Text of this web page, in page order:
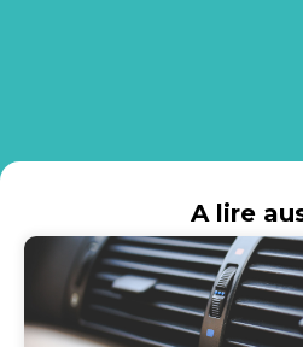
A lire